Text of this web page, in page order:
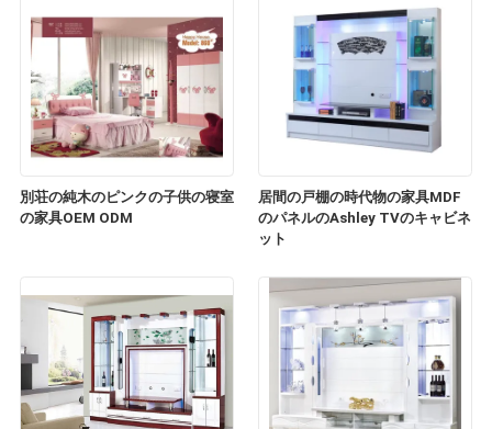
別荘の純木のピンクの子供の寝室
の家具OEM ODM
居間の戸棚の時代物の家具MDF
のパネルのAshley TVのキャビネ
ット